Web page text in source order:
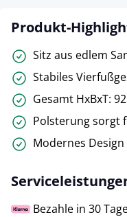
Produkt-
Sitz aus edlem
Stabiles
Gesamt HxBxT:
Polsterung sorgt
Modernes
Bezahle in 30